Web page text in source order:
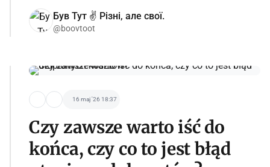
Був Тут ✌️ Різні, але свої.
@boovtoot
16 maj '26 18:37
Czy zawsze warto iść do
końca, czy co to jest błąd